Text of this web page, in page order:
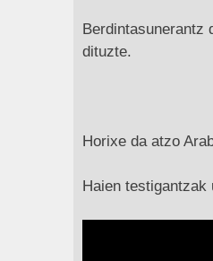
Berdintasunerantz
dituzte.
Horixe da atzo
Haien